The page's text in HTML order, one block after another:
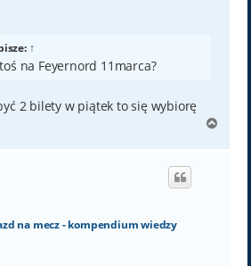
↑
na Feyernord 11marca?
2 bilety w piątek to się wybiorę
g
na mecz - kompendium wiedzy